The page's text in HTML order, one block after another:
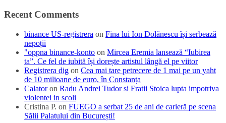
Recent Comments
binance US-registrera on Fina lui Ion Dolănescu își serbează
nepoții
"oppna binance-konto on Mircea Eremia lansează “Iubirea
ta”. Ce fel de iubită își dorește artistul lângă el pe viitor
Registrera dig on Cea mai tare petrecere de 1 mai pe un yaht
de 10 milioane de euro, în Constanța
Calatoron Radu Andrei Tudor si Fratii Stoica lupta impotriva
violentei in scoli
Cristina P. on FUEGO a serbat 25 de ani de carieră pe scena
Sălii Palatului din București!